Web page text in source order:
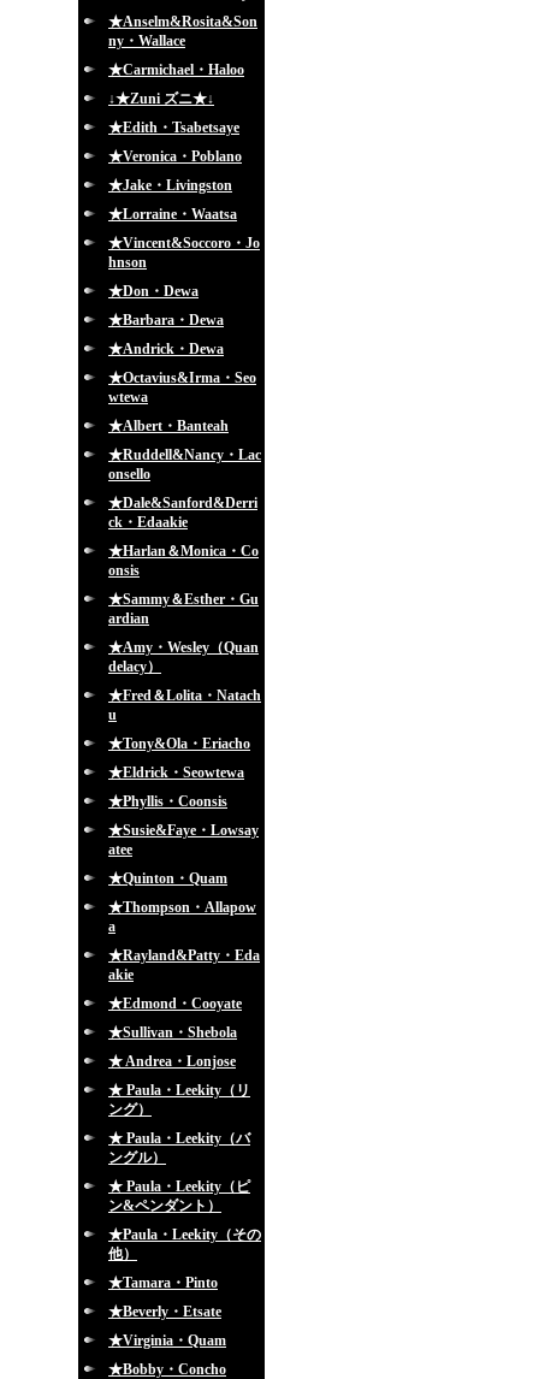
★Anselm&Rosita&Son
ny・Wallace
★Carmichael・Haloo
↓★Zuni ズニ★↓
★Edith・Tsabetsaye
★Veronica・Poblano
★Jake・Livingston
★Lorraine・Waatsa
★Vincent&Soccoro・Jo
hnson
★Don・Dewa
★Barbara・Dewa
★Andrick・Dewa
★Octavius&Irma・Seo
wtewa
★Albert・Banteah
★Ruddell&Nancy・Lac
onsello
★Dale&Sanford&Derri
ck・Edaakie
★Harlan＆Monica・Co
onsis
★Sammy＆Esther・Gu
ardian
★Amy・Wesley（Quan
delacy）
★Fred＆Lolita・Natach
u
★Tony&Ola・Eriacho
★Eldrick・Seowtewa
★Phyllis・Coonsis
★Susie&Faye・Lowsay
atee
★Quinton・Quam
★Thompson・Allapow
a
★Rayland&Patty・Eda
akie
★Edmond・Cooyate
★Sullivan・Shebola
★ Andrea・Lonjose
★ Paula・Leekity（リ
ング）
★ Paula・Leekity（バ
ングル）
★ Paula・Leekity（ピ
ン&ペンダント）
★Paula・Leekity（その
他）
★Tamara・Pinto
★Beverly・Etsate
★Virginia・Quam
★Bobby・Concho